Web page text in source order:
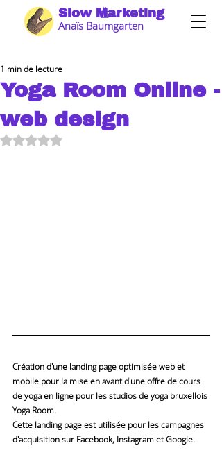
Slow Marketing
Anaïs Baumgarten
Yoga Room Online -
web design
1 min de lecture
Noté NaN étoiles sur 5.
Création d'une landing page optimisée web et
mobile pour la mise en avant d'une offre de cours
de yoga en ligne pour les studios de yoga bruxellois
Yoga Room.
Cette landing page est utilisée pour les campagnes
d'acquisition sur Facebook, Instagram et Google.